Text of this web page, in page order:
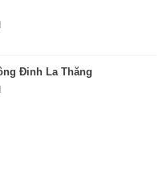
Đinh La Thăng